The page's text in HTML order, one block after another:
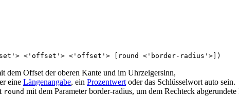
<'offset'> <'offset'> [round <'border-radius'>])
dem Offset der oberen Kante und im Uhrzeigersinn,
eine Längenangabe, ein Prozentwert oder das Schlüsselwort auto sein.
round mit dem Parameter border-radius, um dem Rechteck